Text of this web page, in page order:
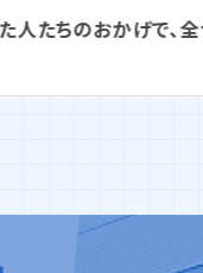
きた 不安を